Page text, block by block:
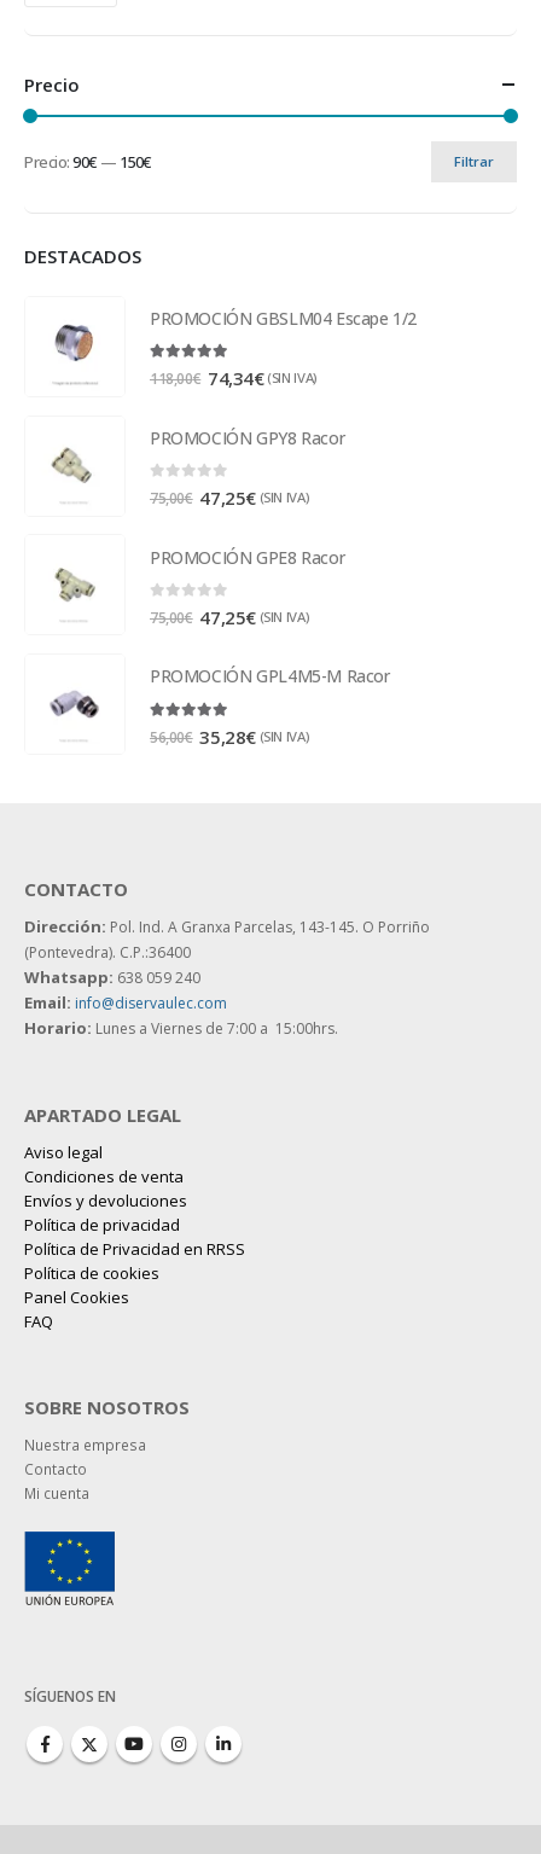
Precio
Filtrar
Precio:90€ — 150€
DESTACADOS
PROMOCIÓN GBSLM04 Escape 1/2
5.00out of 5
118,00€ 74,34€ (SIN IVA)
PROMOCIÓN GPY8 Racor
0out of 5
75,00€ 47,25€ (SIN IVA)
PROMOCIÓN GPE8 Racor
0out of 5
75,00€ 47,25€ (SIN IVA)
PROMOCIÓN GPL4M5-M Racor
5.00out of 5
56,00€ 35,28€ (SIN IVA)
CONTACTO
Dirección: Pol. Ind. A Granxa Parcelas, 143-145. O Porriño
(Pontevedra). C.P.:36400
Whatsapp: 638 059 240
Email: info@diservaulec.com
Horario: Lunes a Viernes de 7:00 a 15:00hrs.
APARTADO LEGAL
Aviso legal
Condiciones de venta
Envíos y devoluciones
Política de privacidad
Política de Privacidad en RRSS
Política de cookies
Panel Cookies
FAQ
SOBRE NOSOTROS
Nuestra empresa
Contacto
Mi cuenta
SÍGUENOS EN